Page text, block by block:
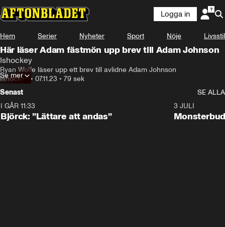
Logga in
Hem Serier Nyheter Sport Nöje Livsstil
Här läser Adam fästmön upp brev till Adam Johnson
Ishockey
Ryan Wolfe läser upp ett brev till avlidne Adam Johnson
Ishockey• 07.11.23 • 79 sek
Se mer
Senast
SE ALLA
I GÅR 11:33
Björck: ”Lättare att andas”
3 JULI